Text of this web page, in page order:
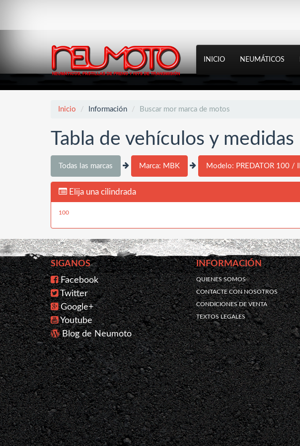
INICIO NEUMÁTICOS
Inicio Información Buscar mor marca de motos
Tabla de vehículos y medidas
Todas las marcas Marca: MBK Modelo: PREDATOR 100 / II
Elija una cilindrada
100
SIGANOS
Facebook
Twitter
Google+
Youtube
Blog de Neumoto
INFORMACIÓN
QUIENES SOMOS
CONTACTE CON NOSOTROS
CONDICIONES DE VENTA
TEXTOS LEGALES